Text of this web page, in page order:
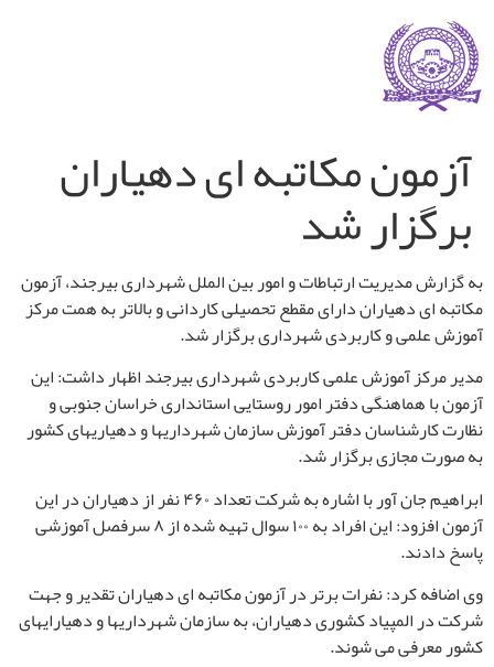
آزمون مکاتبه ای دهیاران
برگزار شد
به گزارش مدیریت ارتباطات و امور بین الملل شهرداری بیرجند، آزمون
مکاتبه ای دهیاران دارای مقطع تحصیلی کاردانی و بالاتر به همت مرکز
آموزش علمی و کاربردی شهرداری برگزار شد.
مدیر مرکز آموزش علمی کاربردی شهرداری بیرجند اظهار داشت: این
آزمون با هماهنگی دفتر امور روستایی استانداری خراسان جنوبی و
نظارت کارشناسان دفتر آموزش سازمان شهرداریها و دهیاریهای کشور
به صورت مجازی برگزار شد.
ابراهیم جان آور با اشاره به شرکت تعداد ۴۶۰ نفر از دهیاران در این
آزمون افزود: این افراد به ۱۰۰ سوال تهیه شده از ۸ سرفصل آموزشی
پاسخ دادند.
وی اضافه کرد: نفرات برتر در آزمون مکاتبه ای دهیاران تقدیر و جهت
شرکت در المپیاد کشوری دهیاران، به سازمان شهرداریها و دهیارایهای
کشور معرفی می شوند.